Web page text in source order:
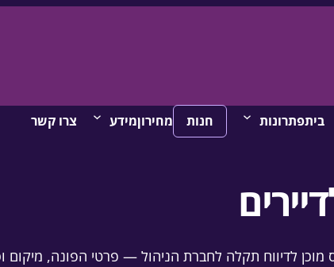
ביתפתרונות חנות מחירוןמידע צרו קשר
מוכן לדיווח תקלה לחברת הניהול — פרטי הפונה, מיקום